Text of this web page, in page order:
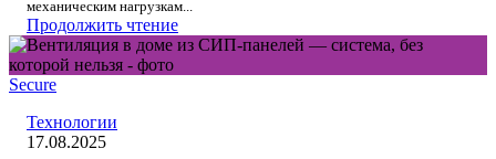
механическим нагрузкам...
Продолжить чтение
Secure
Технологии
17.08.2025